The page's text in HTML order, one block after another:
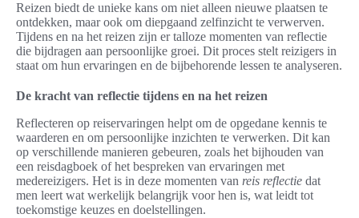
Reizen biedt de unieke kans om niet alleen nieuwe plaatsen te
ontdekken, maar ook om diepgaand zelfinzicht te verwerven.
Tijdens en na het reizen zijn er talloze momenten van reflectie
die bijdragen aan persoonlijke groei. Dit proces stelt reizigers in
staat om hun ervaringen en de bijbehorende lessen te analyseren.
De kracht van reflectie tijdens en na het reizen
Reflecteren op reiservaringen helpt om de opgedane kennis te
waarderen en om persoonlijke inzichten te verwerken. Dit kan
op verschillende manieren gebeuren, zoals het bijhouden van
een reisdagboek of het bespreken van ervaringen met
medereizigers. Het is in deze momenten van reis reflectie dat
men leert wat werkelijk belangrijk voor hen is, wat leidt tot
toekomstige keuzes en doelstellingen.